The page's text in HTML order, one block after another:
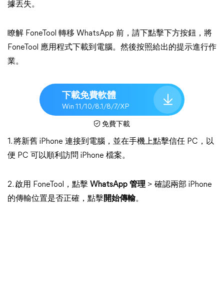
據丟失。
瞭解 FoneTool 轉移 WhatsApp 前，請下點擊下方按鈕，將
FoneTool 應用程式下載到電腦。然後按照給出的提示進行作
業。
下載免費軟體
Win 11/10/8.1/8/7/XP
免費下載
1. 將新舊 iPhone 連接到電腦，並在手機上點擊信任 PC，以
便 PC 可以順利訪問 iPhone 檔案。
2. 啟用 FoneTool，點擊 WhatsApp 管理 > 確認兩部 iPhone
的傳輸位置是否正確，點擊開始傳輸。